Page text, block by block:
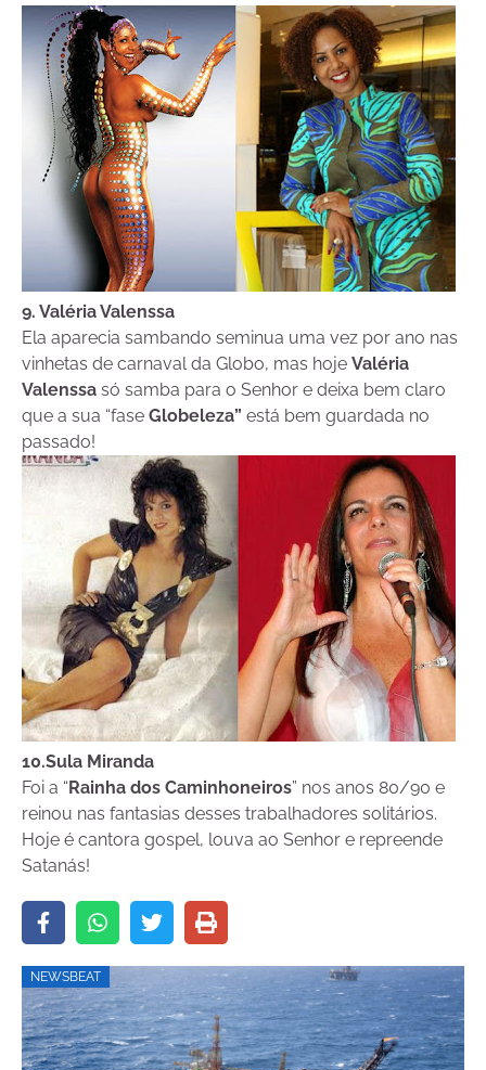
9. Valéria Valenssa
Ela aparecia sambando seminua uma vez por ano nas
vinhetas de carnaval da Globo, mas hoje Valéria
Valenssa só samba para o Senhor e deixa bem claro
que a sua “fase Globeleza” está bem guardada no
passado!
10.Sula Miranda
Foi a “Rainha dos Caminhoneiros” nos anos 80/90 e
reinou nas fantasias desses trabalhadores solitários.
Hoje é cantora gospel, louva ao Senhor e repreende
Satanás!
NEWSBEAT